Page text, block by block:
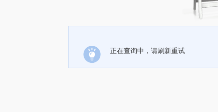
正在查询中，请刷新重试